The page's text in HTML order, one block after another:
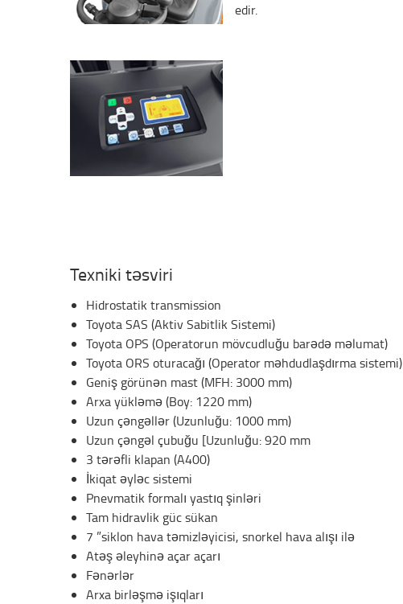
edir.
Texniki təsviri
Hidrostatik transmission
Toyota SAS (Aktiv Sabitlik Sistemi)
Toyota OPS (Operatorun mövcudluğu barədə məlumat)
Toyota ORS oturacağı (Operator məhdudlaşdırma sistemi)
Geniş görünən mast (MFH: 3000 mm)
Arxa yükləmə (Boy: 1220 mm)
Uzun çəngəllər (Uzunluğu: 1000 mm)
Uzun çəngəl çubuğu [Uzunluğu: 920 mm
3 tərəfli klapan (A400)
İkiqat əyləc sistemi
Pnevmatik formalı yastıq şinləri
Tam hidravlik güc sükan
7 ”siklon hava təmizləyicisi, snorkel hava alışı ilə
Atəş əleyhinə açar açarı
Fənərlər
Arxa birləşmə işıqları